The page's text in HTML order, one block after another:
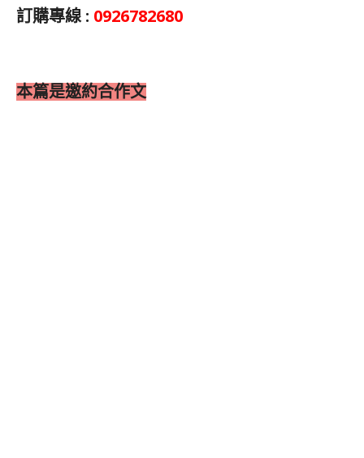
訂購專線 : 0926782680
本篇是邀約合作文